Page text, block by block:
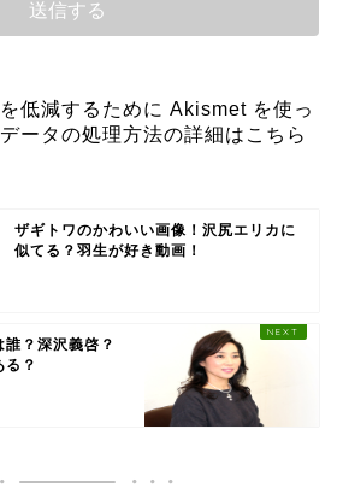
低減するために Akismet を使っ
ータの処理方法の詳細はこちら
ザギトワのかわいい画像！沢尻エリカに
似てる？羽生が好き動画！
？深沢義啓？
る？